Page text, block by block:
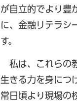
が自立的でより豊
に、金融リテラシ
す。
私は、これらの
生きる力を身につ
常日頃より現場の